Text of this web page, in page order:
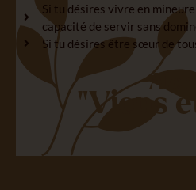
Si tu désires vivre en
capacité de servir sans
Si tu désires être sœur de
"Viens